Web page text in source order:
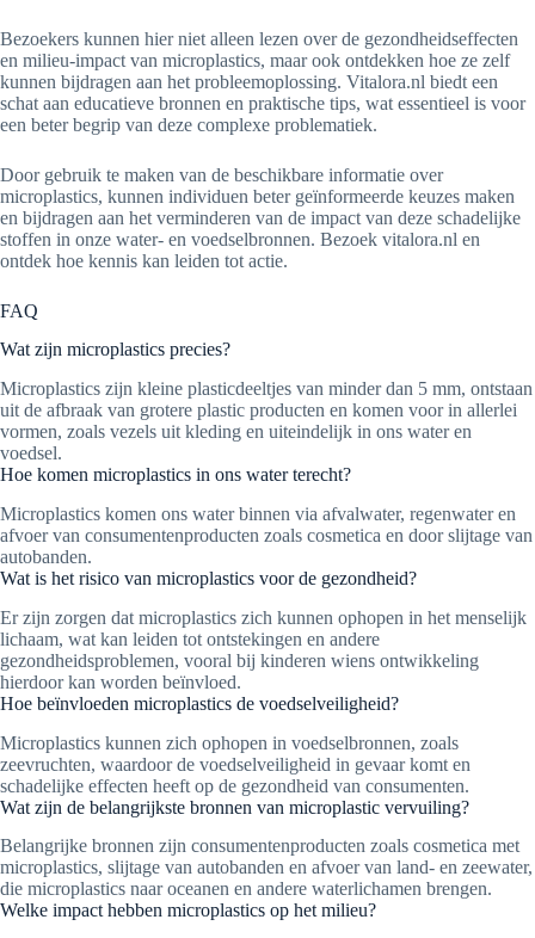
Bezoekers kunnen hier niet alleen lezen over de gezondheidseffecten
en milieu-impact van microplastics, maar ook ontdekken hoe ze zelf
kunnen bijdragen aan het probleemoplossing. Vitalora.nl biedt een
schat aan educatieve bronnen en praktische tips, wat essentieel is voor
een beter begrip van deze complexe problematiek.
Door gebruik te maken van de beschikbare informatie over
microplastics, kunnen individuen beter geïnformeerde keuzes maken
en bijdragen aan het verminderen van de impact van deze schadelijke
stoffen in onze water- en voedselbronnen. Bezoek vitalora.nl en
ontdek hoe kennis kan leiden tot actie.
FAQ
Wat zijn microplastics precies?
Microplastics zijn kleine plasticdeeltjes van minder dan 5 mm, ontstaan
uit de afbraak van grotere plastic producten en komen voor in allerlei
vormen, zoals vezels uit kleding en uiteindelijk in ons water en
voedsel.
Hoe komen microplastics in ons water terecht?
Microplastics komen ons water binnen via afvalwater, regenwater en
afvoer van consumentenproducten zoals cosmetica en door slijtage van
autobanden.
Wat is het risico van microplastics voor de gezondheid?
Er zijn zorgen dat microplastics zich kunnen ophopen in het menselijk
lichaam, wat kan leiden tot ontstekingen en andere
gezondheidsproblemen, vooral bij kinderen wiens ontwikkeling
hierdoor kan worden beïnvloed.
Hoe beïnvloeden microplastics de voedselveiligheid?
Microplastics kunnen zich ophopen in voedselbronnen, zoals
zeevruchten, waardoor de voedselveiligheid in gevaar komt en
schadelijke effecten heeft op de gezondheid van consumenten.
Wat zijn de belangrijkste bronnen van microplastic vervuiling?
Belangrijke bronnen zijn consumentenproducten zoals cosmetica met
microplastics, slijtage van autobanden en afvoer van land- en zeewater,
die microplastics naar oceanen en andere waterlichamen brengen.
Welke impact hebben microplastics op het milieu?